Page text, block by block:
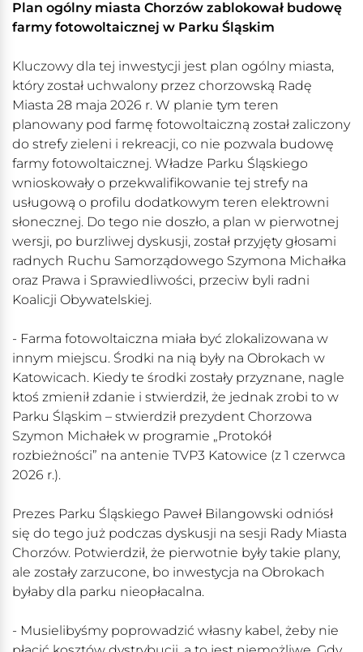
Plan ogólny miasta Chorzów zablokował budowę
farmy fotowoltaicznej w Parku Śląskim
Kluczowy dla tej inwestycji jest plan ogólny miasta,
który został uchwalony przez chorzowską Radę
Miasta 28 maja 2026 r. W planie tym teren
planowany pod farmę fotowoltaiczną został zaliczony
do strefy zieleni i rekreacji, co nie pozwala budowę
farmy fotowoltaicznej. Władze Parku Śląskiego
wnioskowały o przekwalifikowanie tej strefy na
usługową o profilu dodatkowym teren elektrowni
słonecznej. Do tego nie doszło, a plan w pierwotnej
wersji, po burzliwej dyskusji, został przyjęty głosami
radnych Ruchu Samorządowego Szymona Michałka
oraz Prawa i Sprawiedliwości, przeciw byli radni
Koalicji Obywatelskiej.
- Farma fotowoltaiczna miała być zlokalizowana w
innym miejscu. Środki na nią były na Obrokach w
Katowicach. Kiedy te środki zostały przyznane, nagle
ktoś zmienił zdanie i stwierdził, że jednak zrobi to w
Parku Śląskim – stwierdził prezydent Chorzowa
Szymon Michałek w programie „Protokół
rozbieżności” na antenie TVP3 Katowice (z 1 czerwca
2026 r.).
Prezes Parku Śląskiego Paweł Bilangowski odniósł
się do tego już podczas dyskusji na sesji Rady Miasta
Chorzów. Potwierdził, że pierwotnie były takie plany,
ale zostały zarzucone, bo inwestycja na Obrokach
byłaby dla parku nieopłacalna.
- Musielibyśmy poprowadzić własny kabel, żeby nie